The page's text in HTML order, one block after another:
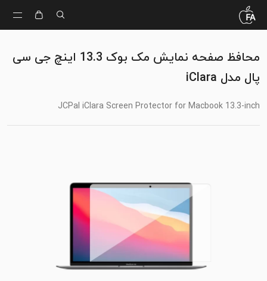
محافظ صفحه نمایش مک بوک 13.3 اینچ جی سی
پال مدل iClara
JCPal iClara Screen Protector for Macbook 13.3-inch